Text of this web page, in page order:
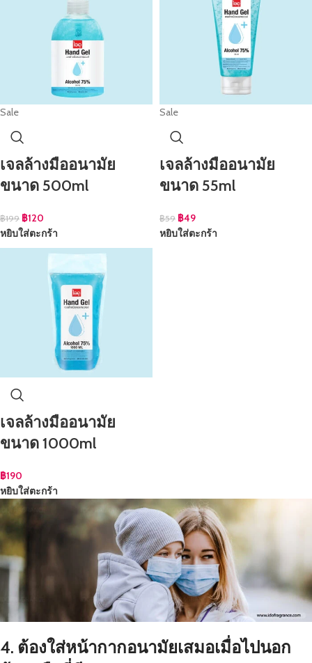
Sale
เจลล้างมืออนามัย
ขนาด 500ml
฿199 ฿120
หยิบใส่ตะกร้า
Sale
เจลล้างมืออนามัย
ขนาด 55ml
฿59 ฿49
หยิบใส่ตะกร้า
เจลล้างมืออนามัย
ขนาด 1000ml
฿190
หยิบใส่ตะกร้า
4. ต้องใส่หน้ากากอนามัยเสมอเมื่อไปนอก